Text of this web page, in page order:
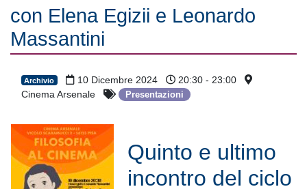
con Elena Egizii e Leonardo
Massantini
Archivio 10 Dicembre 2024
20:30 - 23:00
Cinema Arsenale
Presentazioni
Quinto e ultimo
incontro del ciclo